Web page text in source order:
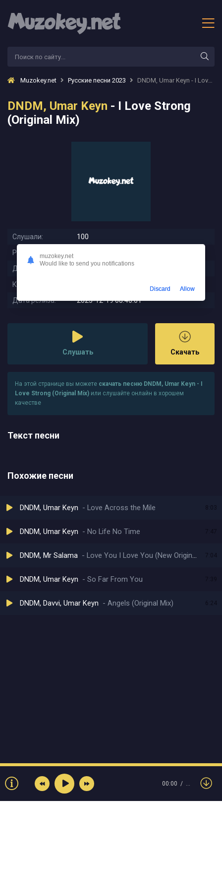
Muzokey.net Русские песни 2023 DNDM, Umar Keyn - I Love Strong (Original Mix)
DNDM, Umar Keyn - I Love Strong
(Original Mix)
Слушали:
100
Размер:
Длительность:
Качество:
Дата релиза:
2025-12-19 08:40:01
Слушать Скачать
На этой странице вы можете скачать песню DNDM, Umar Keyn - I
Love Strong (Original Mix) или слушайте онлайн в хорошем
качестве
Текст песни
Похожие песни
DNDM, Umar Keyn Love Across the Mile 8:03
DNDM, Umar Keyn No Life No Time
DNDM, Mr Salama Love You I Love You (New Original Mix) 7:04
DNDM, Umar Keyn So Far From You
DNDM, Davvi, Umar Keyn Angels (Original Mix) 6:24
00:00 …
muzokey.net
Would like to send you notifications
Discard Allow